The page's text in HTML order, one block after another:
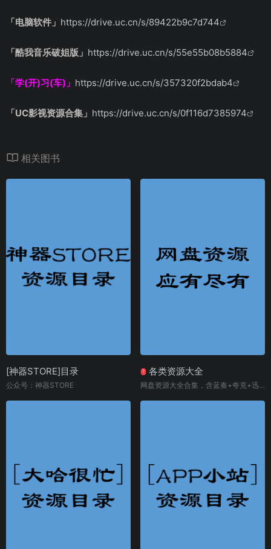
「电脑软件」 https://drive.uc.cn/s/89422b9c7d744
「酷我音乐破姐版」 https://drive.uc.cn/s/55e55b08b5884
「学(开)习(车)」 https://drive.uc.cn/s/357320f2bdab4
「UC影视资源合集」 https://drive.uc.cn/s/0f116d7385974
相关图书
[神器STORE]目录
公众号：神器STORE
T 各类资源大全
网盘资源大全合集，含蓝奏+夸克+迅雷+UC